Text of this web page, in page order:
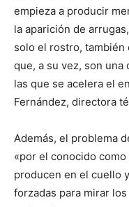
empieza a producir
la aparición de
solo el rostro, también
que, a su vez, son una
las que se acelera el
Fernández, directora
Además, el problema
«por el conocido
producen en el cuello
forzadas para mirar